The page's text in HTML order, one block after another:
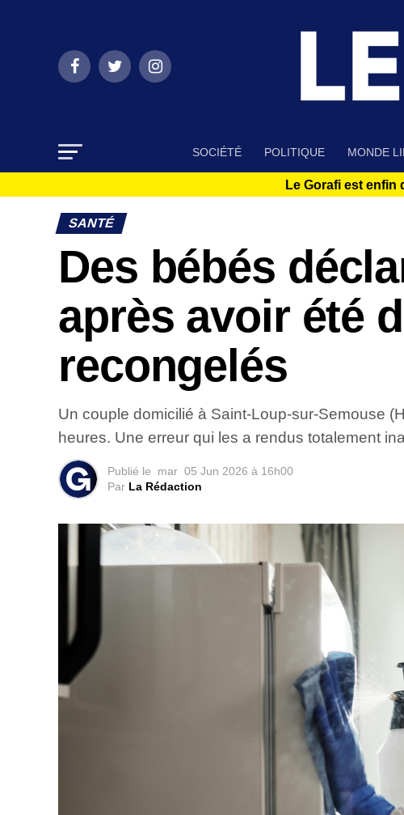
SOCIÉTÉ POLITIQUE MONDE
Le Gorafi est
SANTÉ
Des bébés
après avoir été
recongelés
Un couple domicilié à Saint-Loup-sur-Semouse
heures. Une erreur qui les a rendus totalement
Publié le mar 05 Jun 2026 à 16h00
Par La Rédaction